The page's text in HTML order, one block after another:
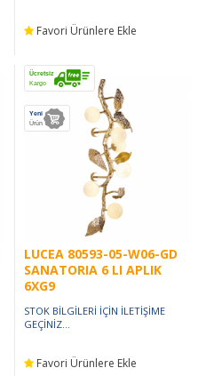
Favori Ürünlere Ekle
Ücretsiz
Kargo
Yeni
Ürün
LUCEA 80593-05-W06-GD
SANATORIA 6 LI APLIK
6XG9
STOK BİLGİLERİ İÇİN İLETİŞİME
GEÇİNİZ...
Favori Ürünlere Ekle